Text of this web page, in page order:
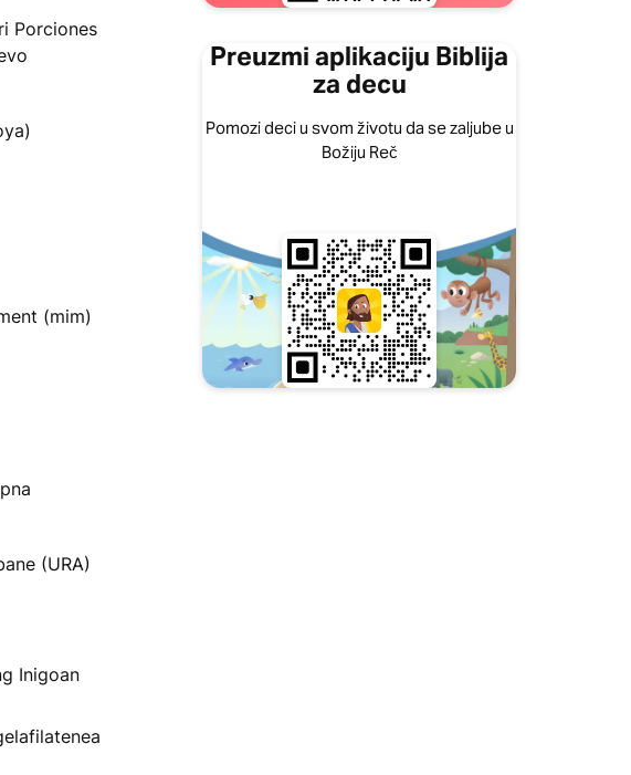
Porciones
(mim)
(URA)
Inigoan
Preuzmi aplikaciju Biblija
za decu
Pomozi deci u svom životu da se zaljube u
Božiju Reč